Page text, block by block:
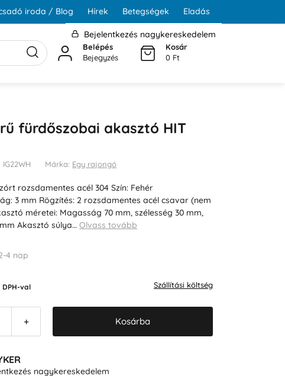
iroda / Blog Hírek Betegségek Eladás
Bejelentkezés nagykereskedelem
Belépés
Bejegyzés
Kosár
0 Ft
fürdőszobai akasztó HIT
Márka: Egy rajongó
rozsdamentes acél 304 Szín: Fehér
3 mm Rögzítés: 2 rozsdamentes acél csavar (nem
méretei: Magasság 70 mm, szélesség 30 mm,
Akasztó súlya…Olvass tovább
4 nap
DPH-val Szállítási költség
+ Kosárba
nagykereskedelem